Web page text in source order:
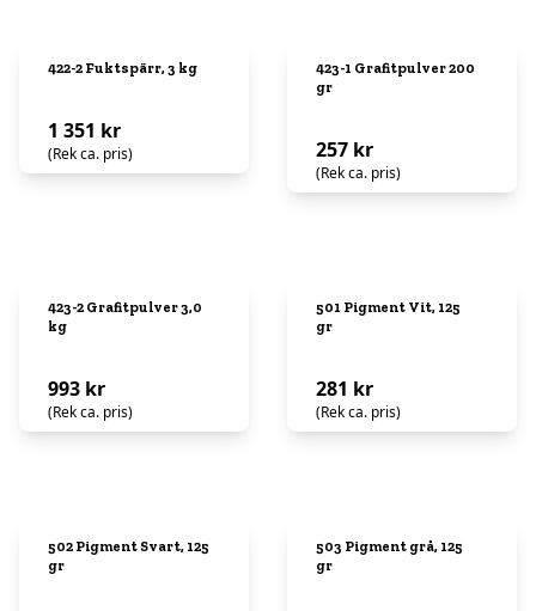
422-2 Fuktspärr, 3 kg
1 351 kr
(Rek ca. pris)
423-1 Grafitpulver 200
gr
257 kr
(Rek ca. pris)
423-2 Grafitpulver 3,0
kg
993 kr
(Rek ca. pris)
501 Pigment Vit, 125
gr
281 kr
(Rek ca. pris)
502 Pigment Svart, 125
gr
503 Pigment grå, 125
gr